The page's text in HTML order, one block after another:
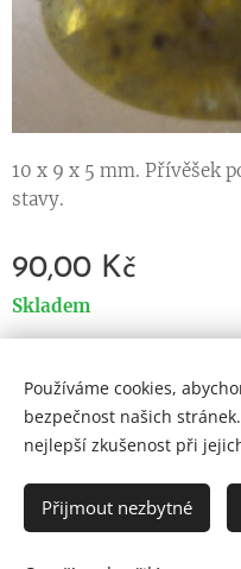
10 x 9 x 5 mm. Přívěšek
stavy.
90,00 Kč
Skladem
Používáme cookies,
bezpečnost našich
nejlepší zkušenost při
Přijmout nezbytné